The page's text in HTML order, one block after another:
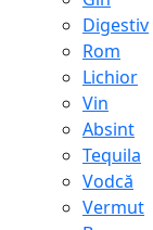
Digestiv
Rom
Lichior
Vin
Absint
Tequila
Vodcă
Vermut